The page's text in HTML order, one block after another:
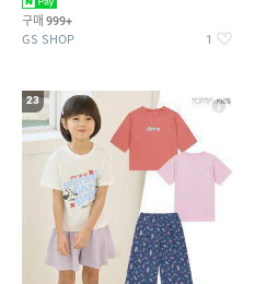
구매 999+
GS SHOP 1
23